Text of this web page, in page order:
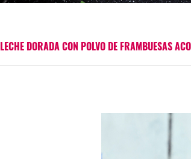
LECHE DORADA CON POLVO DE FRAMBUESAS